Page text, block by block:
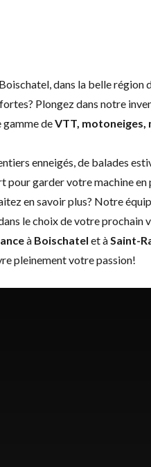
dans la belle
Plongez dans notre
gamme deVTT,
enneigés, de balades
pour garder votre machine
en savoir plus? Notre
le choix de votre prochain
à Boischatel et à Saint-
pleinement votre passion!